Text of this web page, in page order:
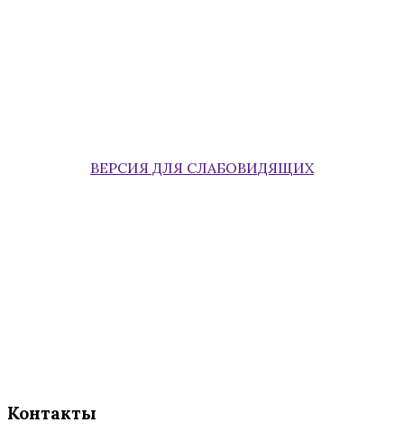
ВЕРСИЯ ДЛЯ СЛАБОВИДЯЩИХ
Контакты